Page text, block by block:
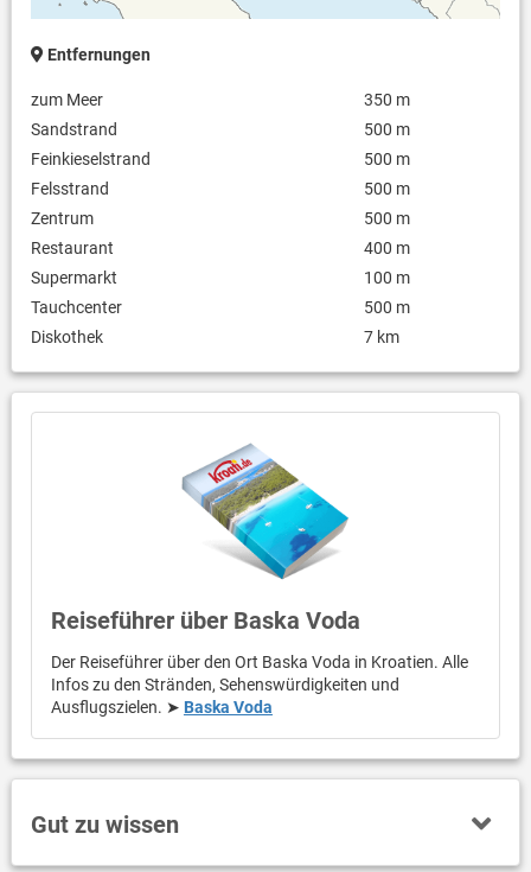
Entfernungen
zum Meer
350 m
Sandstrand
500 m
Feinkieselstrand
500 m
Felsstrand
500 m
Zentrum
500 m
Restaurant
400 m
Supermarkt
100 m
Tauchcenter
500 m
Diskothek
7 km
Reiseführer über Baska Voda
Der Reiseführer über den Ort Baska Voda in Kroatien. Alle
Infos zu den Stränden, Sehenswürdigkeiten und
Ausflugszielen. ➤ Baska Voda
Gut zu wissen